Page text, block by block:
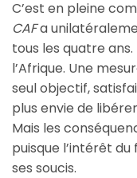
C’est en pleine
CAFa
tous les quatre
l’Afrique. Une
seul objectif,
plus envie de
Mais les
puisque l’intérêt
ses soucis.